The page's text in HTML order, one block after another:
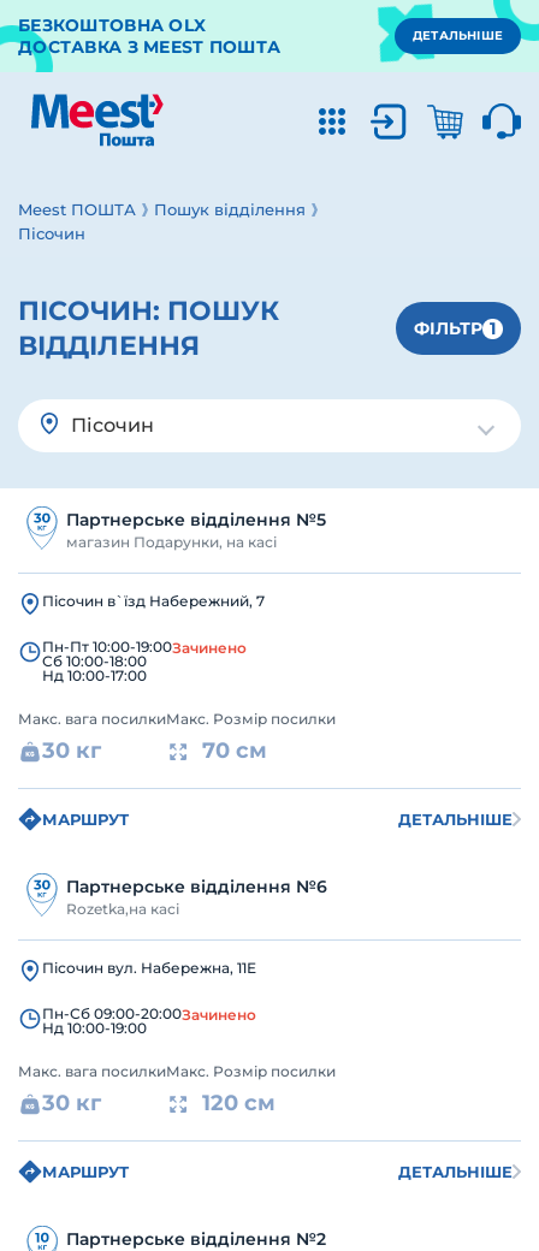
БЕЗКОШТОВНА OLX
ДОСТАВКА З MEEST ПОШТА
ДЕТАЛЬНІШЕ
Meest ПОШТА
Пошук відділення
Пісочин
ПІСОЧИН: ПОШУК
ВІДДІЛЕННЯ
ФІЛЬТР 1
Пісочин
Партнерське відділення №5
магазин Подарунки, на касі
Пісочин в`їзд Набережний, 7
Пн-Пт 10:00-19:00
Сб 10:00-18:00
Нд 10:00-17:00
Зачинено
Макс. вага посилки
30 кг
Макс. Розмір посилки
70 см
МАРШРУТ ДЕТАЛЬНІШЕ
Партнерське відділення №6
Rozetka,на касі
Пісочин вул. Набережна, 11Е
Пн-Сб 09:00-20:00
Нд 10:00-19:00
Зачинено
Макс. вага посилки
30 кг
Макс. Розмір посилки
120 см
МАРШРУТ ДЕТАЛЬНІШЕ
Партнерське відділення №2